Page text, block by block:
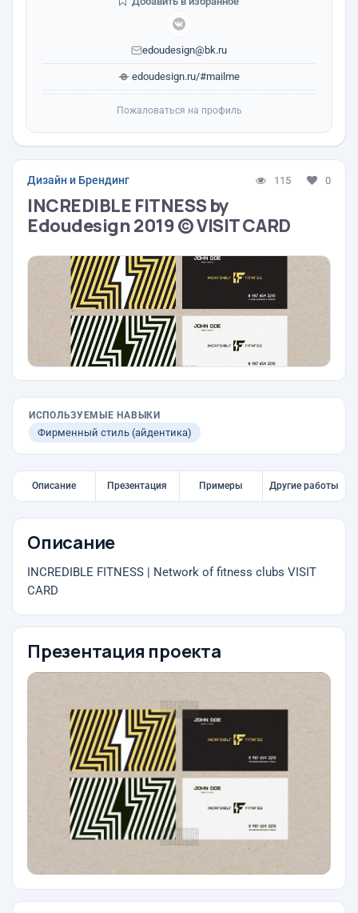
edoudesign@bk.ru
edoudesign.ru/#mailme
Пожаловаться на профиль
Дизайн и Брендинг 115 0
INCREDIBLE FITNESS by
Edoudesign 2019 © VISIT CARD
ИСПОЛЬЗУЕМЫЕ НАВЫКИ
Фирменный стиль (айдентика)
Описание Презентация Примеры Другие работы
Описание
INCREDIBLE FITNESS | Network of fitness clubs VISIT
CARD
Презентация проекта